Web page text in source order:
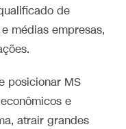
de
médias empresas,
posicionar MS
e
atrair grandes